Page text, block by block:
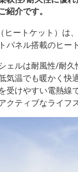
紹介です。
ヒートケット）は
パネル搭載のヒー
ェルは耐風性/耐
気温でも暖かく
受けやすい電熱線
クティブなライフ